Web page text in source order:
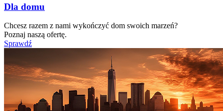
Dla domu
Chcesz razem z nami wykończyć dom swoich marzeń?
Poznaj naszą ofertę.
Sprawdź